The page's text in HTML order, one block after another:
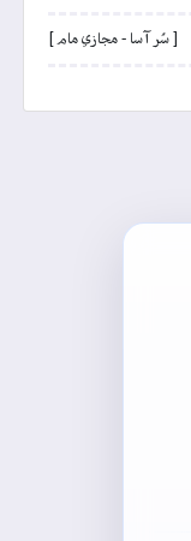
[ سُر آسا - مجازي مام ]